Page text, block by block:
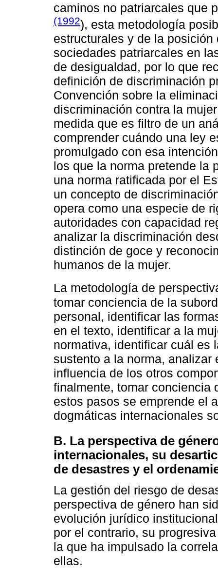
caminos no patriarcales que
(1992), esta metodología
estructurales y de la
sociedades patriarcales en
de desigualdad, por lo que
definición de discriminación
Convención sobre la
discriminación contra la
medida que es filtro de un
comprender cuándo una ley
promulgado con esa
los que la norma pretende la
una norma ratificada por el
un concepto de
opera como una especie de
autoridades con capacidad
analizar la discriminación
distinción de goce y
humanos de la mujer.
La metodología de
tomar conciencia de la
personal, identificar las
en el texto, identificar a la
normativa, identificar cuál es
sustento a la norma,
influencia de los otros
finalmente, tomar conciencia
estos pasos se emprende el
dogmáticas internacionales
B. La perspectiva de
internacionales, su
de desastres y el
La gestión del riesgo de
perspectiva de género han
evolución jurídico
por el contrario, su
la que ha impulsado la
ellas.